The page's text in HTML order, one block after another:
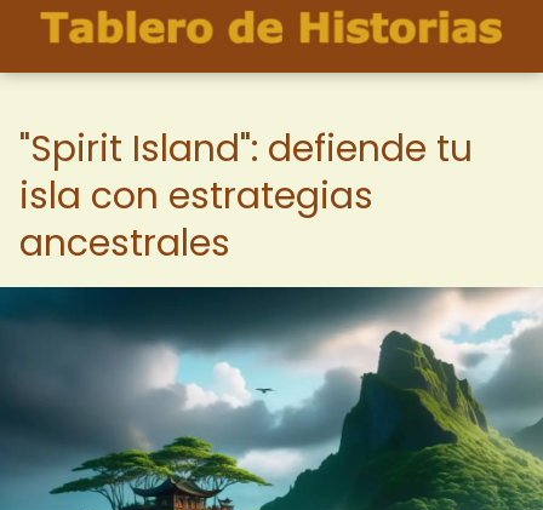
"Spirit Island": defiende tu
isla con estrategias
ancestrales